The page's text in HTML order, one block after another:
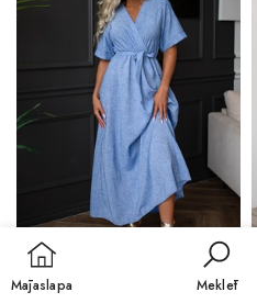
Mājaslapa Meklēt